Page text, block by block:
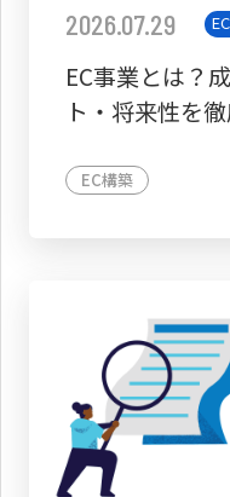
2026.07.29
EC事業とは？
ト・将来性を
EC構築